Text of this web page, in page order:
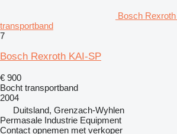
Bosch
transportband
7
Bosch Rexroth KAI-SP
€ 900
Bocht transportband
2004
Duitsland, Grenzach-Wyhlen
Permasale Industrie Equipment
Contact opnemen met verkoper